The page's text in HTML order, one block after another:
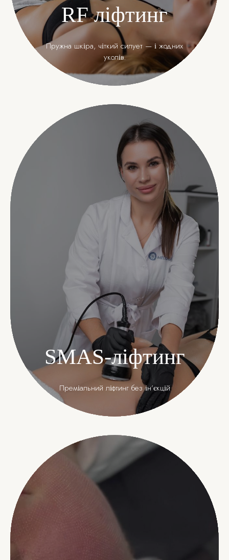
RF ліфтинг
Пружна шкіра, чіткий силует — і жодних
уколів.
SMAS-ліфтинг
Преміальний ліфтинг без ін’єкцій